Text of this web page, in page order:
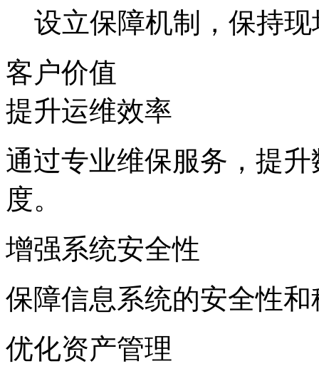
设立保障机制，保
客户价值
提升运维效率
通过专业维保服务
度。
增强系统安全性
保障信息系统的安全性和稳定
优化资产管理